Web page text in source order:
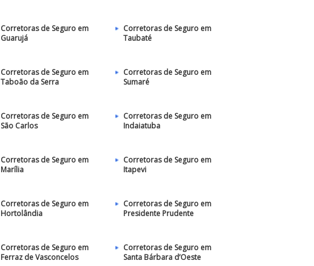
Corretoras de Seguro em
Guarujá
Corretoras de Seguro em
Taubaté‎
Corretoras de Seguro em
Taboão da Serra
Corretoras de Seguro em
Sumaré
Corretoras de Seguro em
São Carlos
Corretoras de Seguro em
Indaiatuba
Corretoras de Seguro em
Marília
Corretoras de Seguro em
Itapevi
Corretoras de Seguro em
Hortolândia
Corretoras de Seguro em
Presidente Prudente
Corretoras de Seguro em
Ferraz de Vasconcelos
Corretoras de Seguro em
Santa Bárbara d’Oeste